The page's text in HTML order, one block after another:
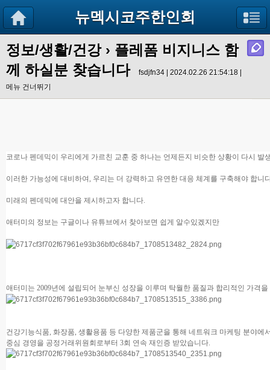
뉴멕시코주한인회
정보/생활/건강› 플레폼 비지니스 함
께 하실분 찾습니다
fsdjfn34 | 2024.02.26 21:54:18 |
메뉴 건너뛰기
코로나 펜데믹이 우리에게 가르친 교훈 중 하나는 언제든지 비슷한 상황이 다시 발
이러한 가능성에 대비하여, 우리는 더 강력하고 유연한 대응 체계를 구축해야 합니
미래의 펜데믹에 대안을 제시하고자 합니다.
애터미의 정보는 구글이나 유튜브에서 찾아보면 쉽게 알수있겠지만
애터미는 2009년에 설립되어 눈부신 성장을 이루며 탁월한 품질과 합리적인 가격
건강기능식품, 화장품, 생활용품 등 다양한 제품군을 통해 네트워크 마케팅 분야
중심 경영을 공정거래위원회로부터 3회 연속 재인증 받았습니다.